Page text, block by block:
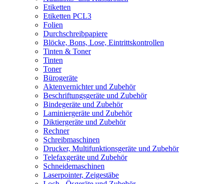
Etiketten
Etiketten PCL3
Folien
Durchschreibpapiere
Blöcke, Bons, Lose, Eintrittskontrollen
Tinten & Toner
Tinten
Toner
Bürogeräte
Aktenvernichter und Zubehör
Beschriftungsgeräte und Zubehör
Bindegeräte und Zubehör
Laminiergeräte und Zubehör
Diktiergeräte und Zubehör
Rechner
Schreibmaschinen
Drucker, Multifunktionsgeräte und Zubehör
Telefaxgeräte und Zubehör
Schneidemaschinen
Laserpointer, Zeigestäbe